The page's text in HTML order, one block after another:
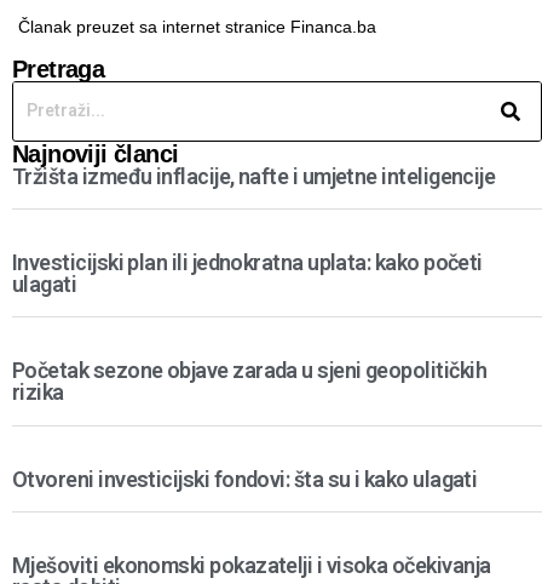
Članak preuzet sa internet stranice Financa.ba
Pretraga
Najnoviji članci
Tržišta između inflacije, nafte i umjetne inteligencije
Investicijski plan ili jednokratna uplata: kako početi
ulagati
Početak sezone objave zarada u sjeni geopolitičkih
rizika
Otvoreni investicijski fondovi: šta su i kako ulagati
Mješoviti ekonomski pokazatelji i visoka očekivanja